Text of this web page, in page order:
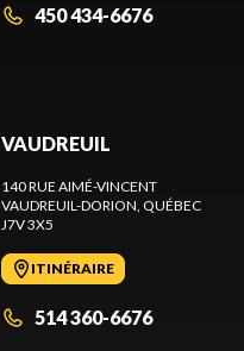
450 434-6676
VAUDREUIL
140 RUE AIMÉ-VINCENT
VAUDREUIL-DORION , QUÉBEC
J7V 3X5
ITINÉRAIRE
514 360-6676